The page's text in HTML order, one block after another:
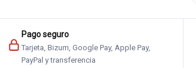
Pago seguro
Tarjeta, Bizum, Google Pay, Apple Pay,
PayPal y transferencia